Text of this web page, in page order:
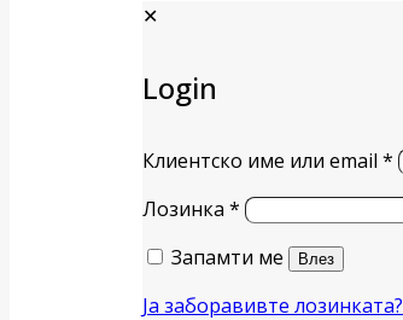
✕
Login
Клиентско име или email *
Лозинка *
Запамти ме
Влез
Ја заборавивте лозинката?